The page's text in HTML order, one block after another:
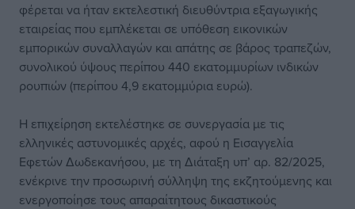
φέρεται να ήταν εκτελεστική διευθύντρια εξαγωγικής
εταιρείας που εμπλέκεται σε υπόθεση εικονικών
εμπορικών συναλλαγών και απάτης σε βάρος τραπεζών,
συνολικού ύψους περίπου 440 εκατομμυρίων ινδικών
ρουπιών (περίπου 4,9 εκατομμύρια ευρώ).
Η επιχείρηση εκτελέστηκε σε συνεργασία με τις
ελληνικές αστυνομικές αρχές, αφού η Εισαγγελία
Εφετών Δωδεκανήσου, με τη Διάταξη υπ’ αρ. 82/2025,
ενέκρινε την προσωρινή σύλληψη της εκζητούμενης και
ενεργοποίησε τους απαραίτητους δικαστικούς